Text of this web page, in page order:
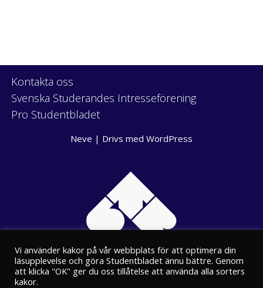
Kontakta oss
Svenska Studerandes Intresseförening
Pro Studentbladet
Neve | Drivs med WordPress
Vi använder kakor på vår webbplats för att optimera din
läsupplevelse och göra Studentbladet ännu bättre. Genom
att klicka "OK" ger du oss tillåtelse att använda alla sorters
kakor.